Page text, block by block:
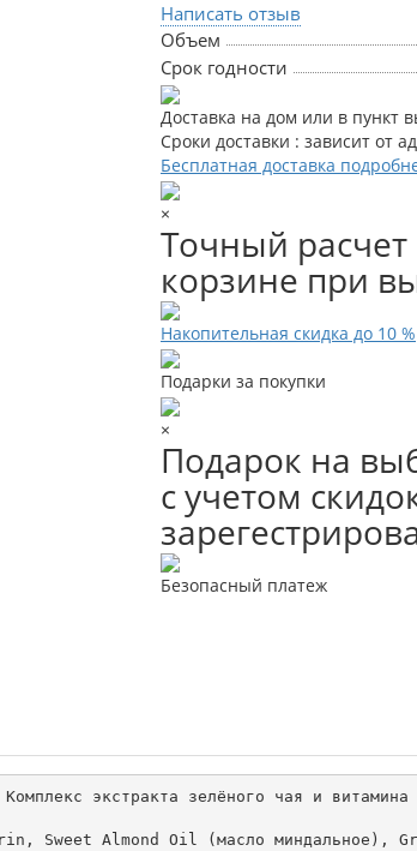
Написать отзыв
Объем
Срок годности
Доставка на дом или в пункт
Сроки доставки : зависит от
Бесплатная доставка
×
Точный расчет
корзине при
Накопительная скидка до 10 %
Подарки за покупки
×
Подарок на
с учетом
Безопасный платеж
экстракта зелёного чая и
Sweet Almond Oil (масло